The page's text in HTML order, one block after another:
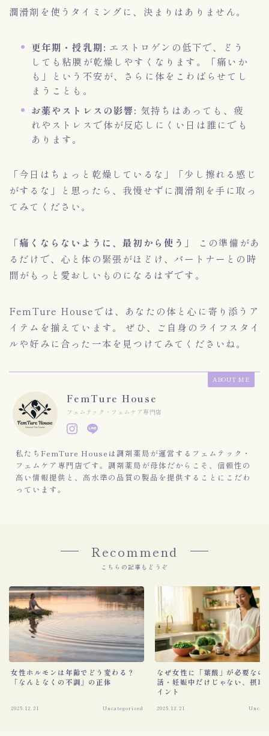
潤滑剤を使うタイミングに、決まりはありません。
更年期・授乳期: エストロゲンの低下で、どう
しても粘膜が乾燥しやすくなります。「痛いか
も」という不安が、さらに体をこわばらせてし
まうことも。
お薬やストレスの影響: 気持ちはあっても、疲
れやストレスで体が反応しにくい日は誰にでも
あります。
「今日はちょっと乾燥しているな」「少し擦れる感じ
がするな」と思ったら、我慢せずに潤滑剤を手に取っ
てみてください。
「痛くならないように、最初から使う」
この準備があ
るだけで、心と体の緊張がほどけ、パートナーとの時
間がもっと愛おしいものになるはずです。
FemTure Houseでは、あなたの体と心に寄り添うア
イテムを揃えています。 ぜひ、ご自身のライフスタイ
ルや好みに合った一本を見つけてみてくださいね。
ABOUT ME
FemTure House
フェムテック・フェムケア専門店
私たちFemTure Houseは調剤薬局が運営するフェムテック・
フェムケア専門店です。調剤薬局が母体だからこそ、信頼性の
高い情報提供と、高水準の品質の製品を提供することにこだわ
っています。
Recommend
こちらの記事もどうぞ
女性ホルモンは年齢でどう変わる？
「なんとなくの不調」の正体
2025.12.21 Uncategorized
なぜ女性に「葉酸」が必要なの
活・妊娠中だけじゃない、摂取
イント
2025.12.21